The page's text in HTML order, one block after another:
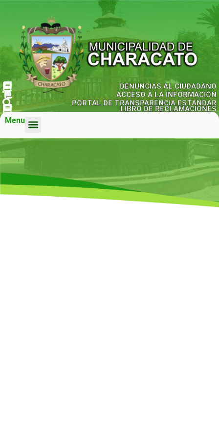
DENUNCIAS AL CIUDADANO
ACCESO A LA INFORMACIÓN
PORTAL DE TRANSPARENCIA ESTÁNDAR
LIBRO DE RECLAMACIONES
Menu